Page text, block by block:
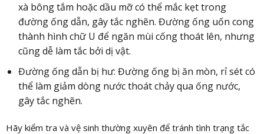
xà bông tắm hoặc dầu mỡ có thể mắc kẹt trong
đường ống dẫn, gây tắc nghẽn. Đường ống uốn cong
thành hình chữ U để ngăn mùi cống thoát lên, nhưng
cũng dễ làm tắc bởi dị vật.
Đường ống dẫn bị hư: Đường ống bị ăn mòn, rỉ sét có
thể làm giảm dòng nước thoát chảy qua ống nước,
gây tắc nghẽn.
Hãy kiểm tra và vệ sinh thường xuyên để tránh tình trạng tắc